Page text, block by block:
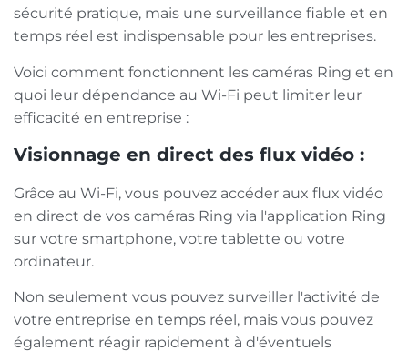
sécurité pratique, mais une surveillance fiable et en
temps réel est indispensable pour les entreprises.
Voici comment fonctionnent les caméras Ring et en
quoi leur dépendance au Wi-Fi peut limiter leur
efficacité en entreprise :
Visionnage en direct des flux vidéo :
Grâce au Wi-Fi, vous pouvez accéder aux flux vidéo
en direct de vos caméras Ring via l'application Ring
sur votre smartphone, votre tablette ou votre
ordinateur.
Non seulement vous pouvez surveiller l'activité de
votre entreprise en temps réel, mais vous pouvez
également réagir rapidement à d'éventuels